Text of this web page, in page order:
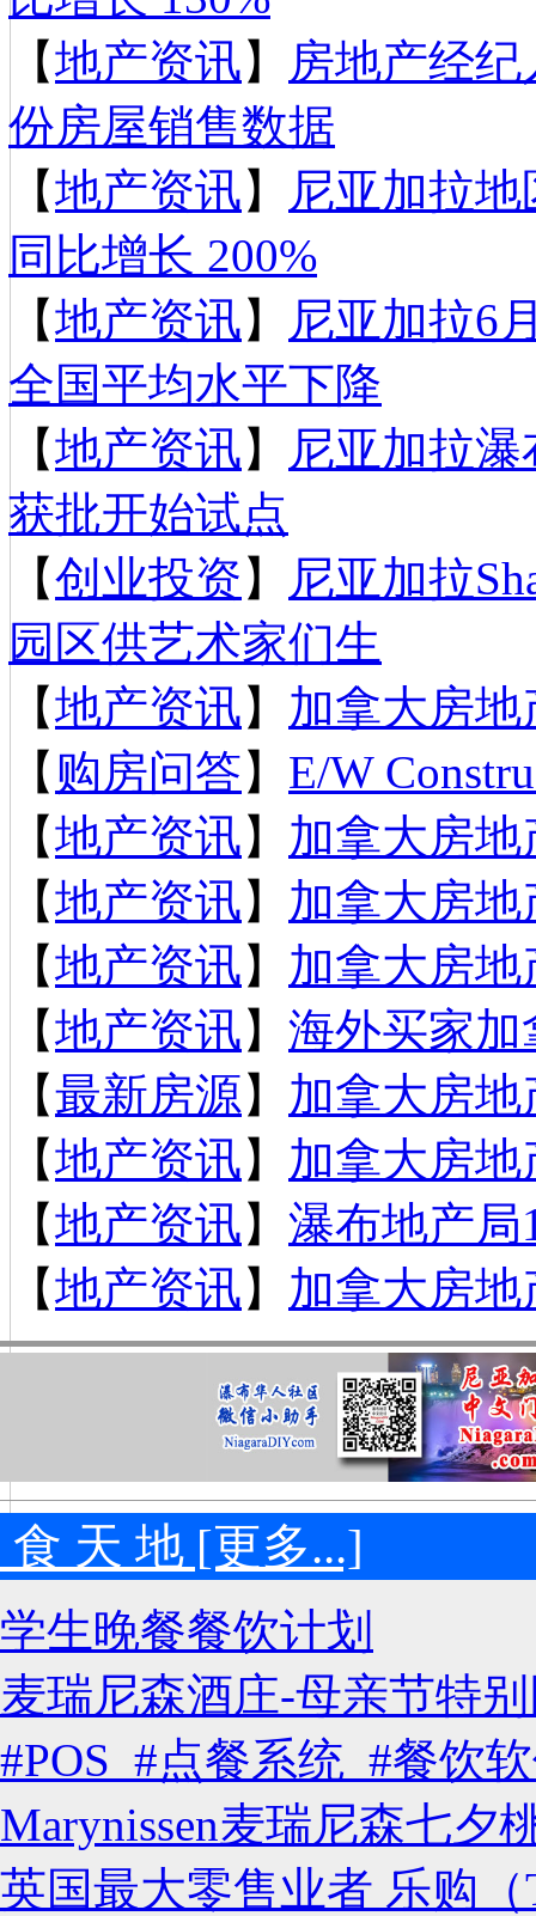
【地产资讯】
房地产经
份房屋销售数据
【地产资讯】
尼亚加拉
同比增长 200%
【地产资讯】
尼亚加拉6
全国平均水平下降
【地产资讯】
尼亚加拉
获批开始试点
【创业投资 】
尼亚加拉
园区供艺术家们生
【地产资讯】 加拿大房地
【 购房问答】 E/W
【地产资讯】 加拿大房地
【地产资讯】 加拿大房地
【地产资讯】 加拿大房地
【地产资讯】 海外买家
【最新房源】 加拿大房地
【地产资讯】 加拿大房地
【地产资讯】 瀑布地产局
【地产资讯】 加拿大房地
食 天 地 [更多...]
学生晚餐餐饮计划
麦瑞尼森酒庄-母亲节特
#POS #点餐系统 #餐饮
Marynissen麦瑞尼森七夕
英国最大零售业者 乐购（